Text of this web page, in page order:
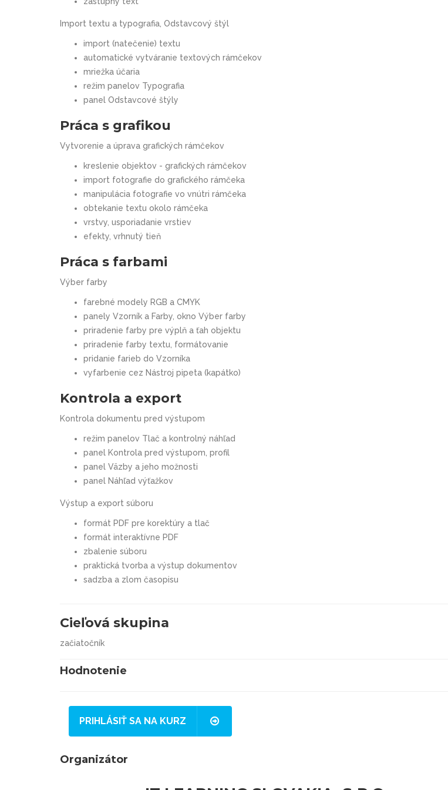
Import textu a typografia, Odstavcový štýl
import (natečenie) textu
automatické vytváranie textových rámčekov
mriežka účaria
režim panelov Typografia
panel Odstavcové štýly
Práca s grafikou
Vytvorenie a úprava grafických rámčekov
kreslenie objektov - grafických rámčekov
import fotografie do grafického rámčeka
manipulácia fotografie vo vnútri rámčeka
obtekanie textu okolo rámčeka
vrstvy, usporiadanie vrstiev
efekty, vrhnutý tieň
Práca s farbami
Výber farby
farebné modely RGB a CMYK
panely Vzorník a Farby, okno Výber farby
priradenie farby pre výplň a ťah objektu
priradenie farby textu, formátovanie
pridanie farieb do Vzorníka
vyfarbenie cez Nástroj pipeta (kapátko)
Kontrola a export
Kontrola dokumentu pred výstupom
režim panelov Tlač a kontrolný náhľad
panel Kontrola pred výstupom, profil
panel Väzby a jeho možnosti
panel Náhľad výťažkov
Výstup a export súboru
formát PDF pre korektúry a tlač
formát interaktívne PDF
zbalenie súboru
praktická tvorba a výstup dokumentov
sadzba a zlom časopisu
Cieľová skupina
začiatočník
Hodnotenie
PRIHLÁSIŤ SA NA KURZ
Organizátor